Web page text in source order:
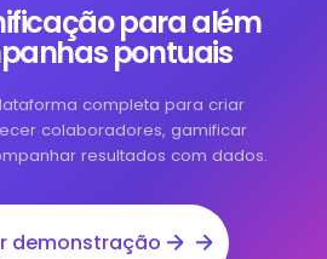
para além
pontuais
completa para criar
colaboradores, gamificar
resultados com dados.
demonstração